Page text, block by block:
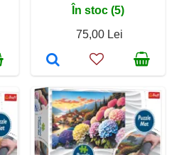
În stoc (5)
75,00 Lei